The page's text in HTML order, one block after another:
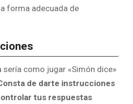
forma adecuada de
como jugar «Simón dice»
de darte instrucciones
tus respuestas